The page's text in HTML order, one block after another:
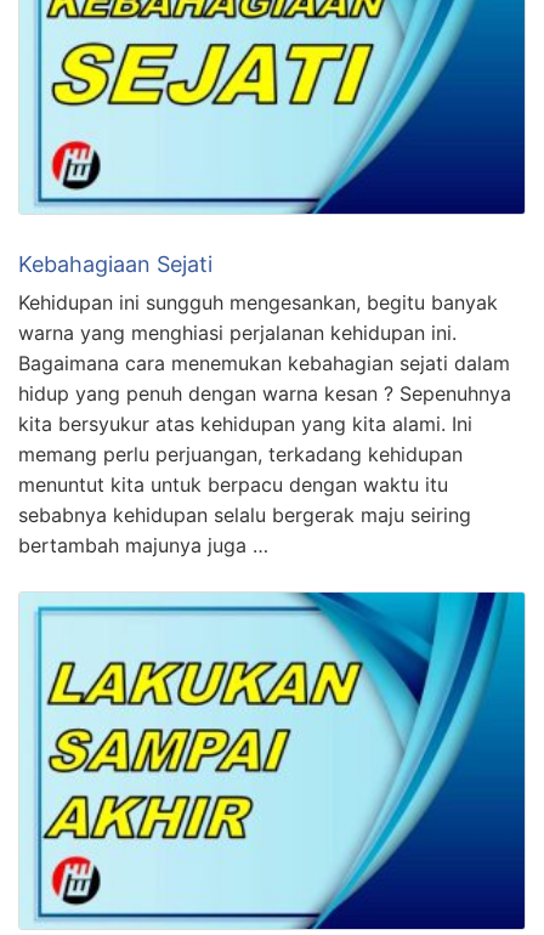
Kebahagiaan Sejati
Kehidupan ini sungguh mengesankan, begitu banyak
warna yang menghiasi perjalanan kehidupan ini.
Bagaimana cara menemukan kebahagian sejati dalam
hidup yang penuh dengan warna kesan ? Sepenuhnya
kita bersyukur atas kehidupan yang kita alami. Ini
memang perlu perjuangan, terkadang kehidupan
menuntut kita untuk berpacu dengan waktu itu
sebabnya kehidupan selalu bergerak maju seiring
bertambah majunya juga …